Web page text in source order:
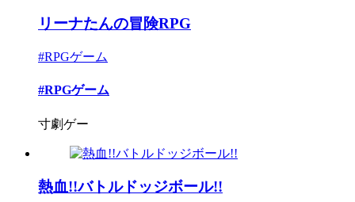
リーナたんの冒険RPG
#RPGゲーム
#RPGゲーム
寸劇ゲー
熱血!!バトルドッジボール!!